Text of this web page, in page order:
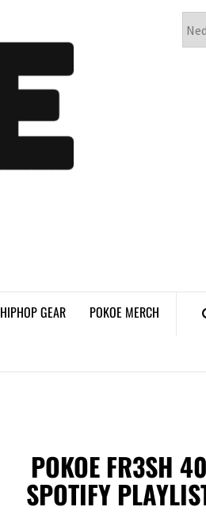
HIPHOP GEAR POKOE MERCH
POKOE FR3SH 40
SPOTIFY